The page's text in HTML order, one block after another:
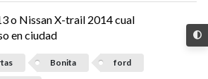
o Nissan X-trail 2014 cual
en ciudad
Bonita ford